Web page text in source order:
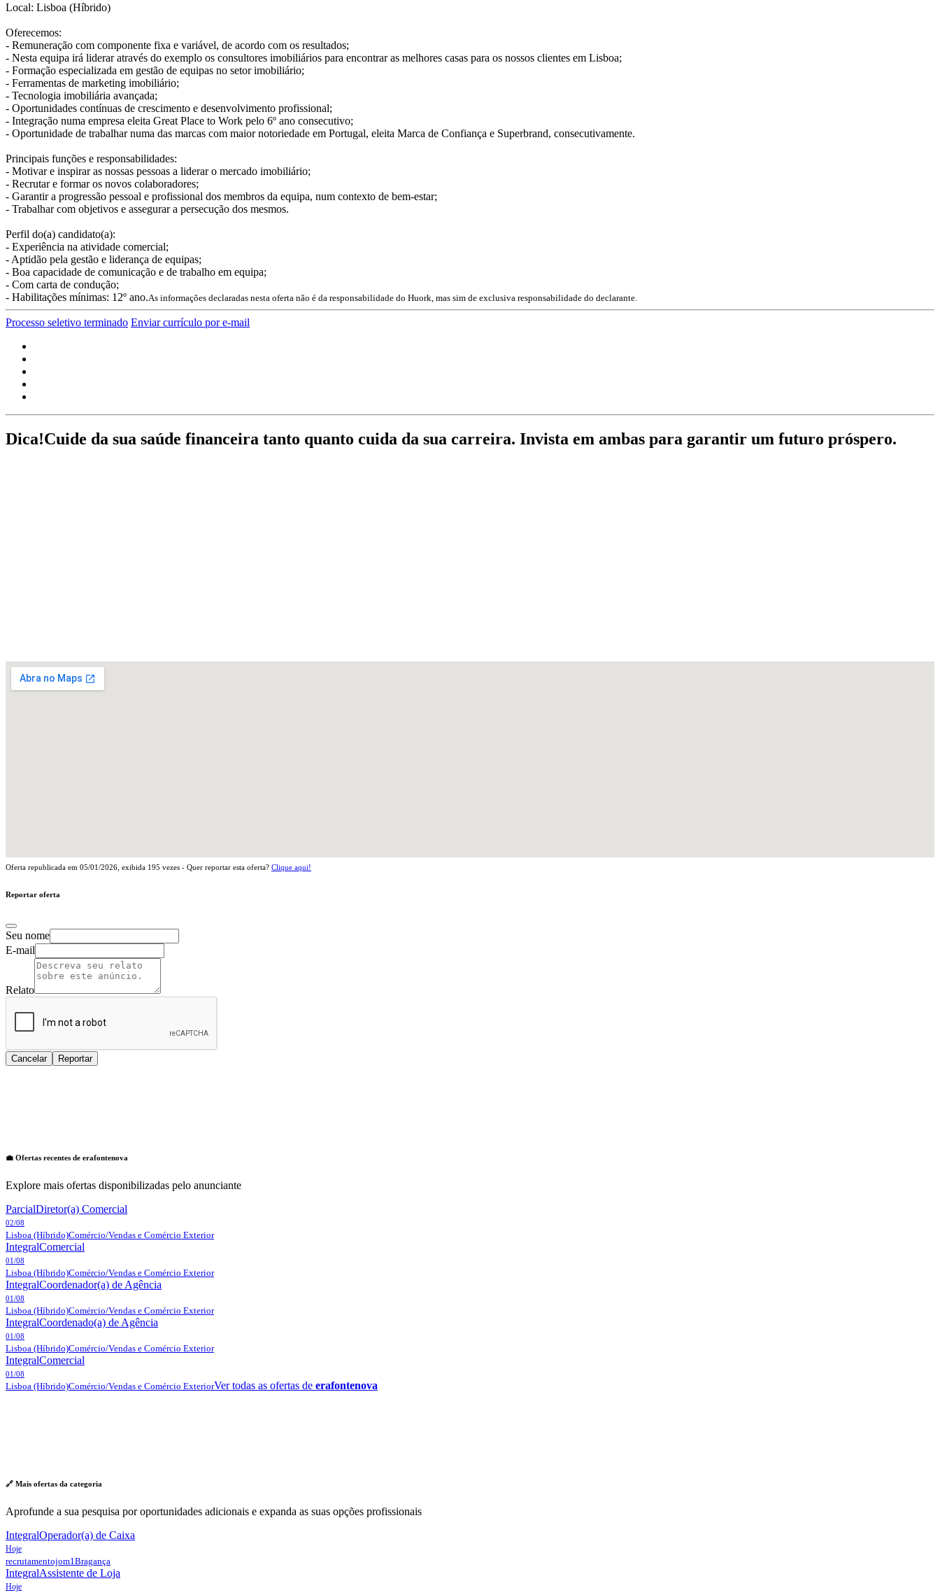
Local: Lisboa (Híbrido)
Oferecemos:
- Remuneração com componente fixa e variável, de acordo com os resultados;
- Nesta equipa irá liderar através do exemplo os consultores imobiliários para encontrar as melhores casas para os nossos clientes em Lisboa;
- Formação especializada em gestão de equipas no setor imobiliário;
- Ferramentas de marketing imobiliário;
- Tecnologia imobiliária avançada;
- Oportunidades contínuas de crescimento e desenvolvimento profissional;
- Integração numa empresa eleita Great Place to Work pelo 6º ano consecutivo;
- Oportunidade de trabalhar numa das marcas com maior notoriedade em Portugal, eleita Marca de Confiança e Superbrand, consecutivamente.
Principais funções e responsabilidades:
- Motivar e inspirar as nossas pessoas a liderar o mercado imobiliário;
- Recrutar e formar os novos colaboradores;
- Garantir a progressão pessoal e profissional dos membros da equipa, num contexto de bem-estar;
- Trabalhar com objetivos e assegurar a persecução dos mesmos.
Perfil do(a) candidato(a):
- Experiência na atividade comercial;
- Aptidão pela gestão e liderança de equipas;
- Boa capacidade de comunicação e de trabalho em equipa;
- Com carta de condução;
- Habilitações mínimas: 12º ano.As informações declaradas nesta oferta não é da responsabilidade do Huork, mas sim de exclusiva responsabilidade do declarante.
Processo seletivo terminado Enviar currículo por e-mail
Dica!Cuide da sua saúde financeira tanto quanto cuida da sua carreira. Invista em ambas para garantir um futuro próspero.
Oferta republicada em 05/01/2026 , exibida 195 vezes - Quer reportar esta oferta? Clique aqui!
Reportar oferta
Seu nome
E-mail
Relato
Cancelar Reportar
💼 Ofertas recentes de erafontenova
Explore mais ofertas disponibilizadas pelo anunciante
ParcialDiretor(a) Comercial
02/08
Lisboa (Híbrido)Comércio/Vendas e Comércio Exterior
IntegralComercial
01/08
Lisboa (Híbrido)Comércio/Vendas e Comércio Exterior
IntegralCoordenador(a) de Agência
01/08
Lisboa (Híbrido)Comércio/Vendas e Comércio Exterior
IntegralCoordenado(a) de Agência
01/08
Lisboa (Híbrido)Comércio/Vendas e Comércio Exterior
IntegralComercial
01/08
Lisboa (Híbrido)Comércio/Vendas e Comércio ExteriorVer todas as ofertas de erafontenova
🔗 Mais ofertas da categoria
Aprofunde a sua pesquisa por oportunidades adicionais e expanda as suas opções profissionais
IntegralOperador(a) de Caixa
Hoje
recrutamentojom1 Bragança
IntegralAssistente de Loja
Hoje